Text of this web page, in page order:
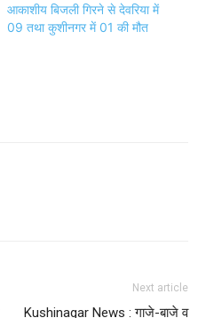
आकाशीय बिजली गिरने से देवरिया में
09 तथा कुशीनगर में 01 की मौत
Next article
Kushinagar News : गाजे-बाजे व